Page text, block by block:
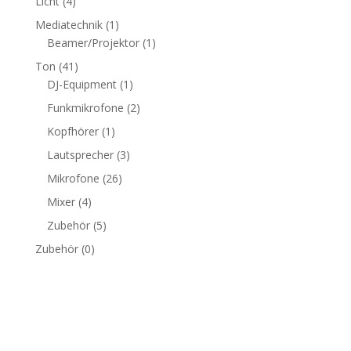
Mediatechnik (1)
Beamer/Projektor (1)
Ton (41)
DJ-Equipment (1)
Funkmikrofone (2)
Kopfhörer (1)
Lautsprecher (3)
Mikrofone (26)
Mixer (4)
Zubehör (5)
Zubehör (0)